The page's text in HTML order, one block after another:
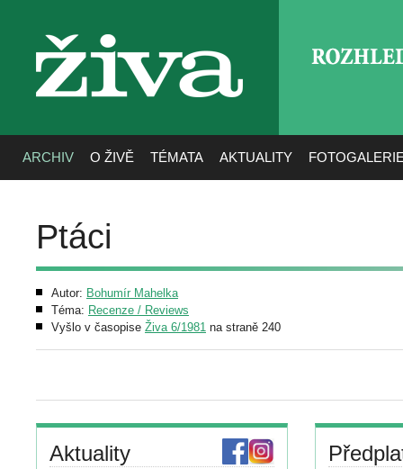
živa
ARCHIV O ŽIVĚ TÉMATA AKTUALITY
Ptáci
Autor: Bohumír Mahelka
Téma: Recenze / Reviews
Vyšlo v časopise Živa 6/1981 na straně 240
Aktuality